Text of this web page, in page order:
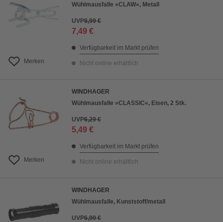
Merken
Wühlmausfalle »CLAW«, Metall
UVP8,99 €
7,49 €
Verfügbarkeit im Markt prüfen
Nicht online erhältlich
Merken
WINDHAGER
Wühlmausfalle »CLASSIC«, Eisen, 2 Stk.
UVP6,29 €
5,49 €
Verfügbarkeit im Markt prüfen
Nicht online erhältlich
WINDHAGER
Wühlmausfalle, Kunststoff/metall
UVP6,99 €